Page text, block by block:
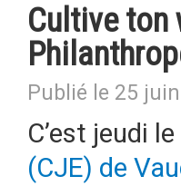
Cultive ton
Publié le 25
C’est jeudi
(CJE) de